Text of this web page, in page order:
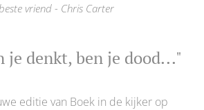
vriend - Chris Carter
je denkt, ben je dood..."
editie van Boek in de kijker op